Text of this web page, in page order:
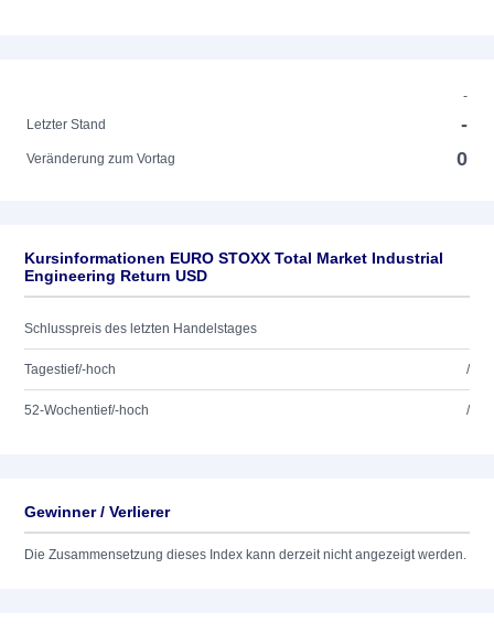
-
Letzter Stand
-
Veränderung zum Vortag 0
Kursinformationen EURO STOXX Total Market Industrial
Engineering Return USD
Schlusspreis des letzten Handelstages
Tagestief/-hoch /
52-Wochentief/-hoch /
Gewinner / Verlierer
Die Zusammensetzung dieses Index kann derzeit nicht angezeigt werden.